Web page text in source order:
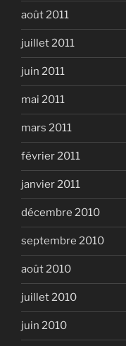
août 2011
juillet 2011
juin 2011
mai 2011
mars 2011
février 2011
janvier 2011
décembre 2010
septembre 2010
août 2010
juillet 2010
juin 2010